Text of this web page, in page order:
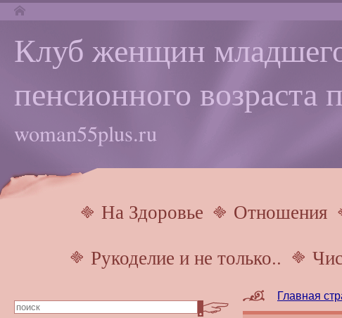
Клуб женщин
пенсионного возраста
woman55plus.ru
На Здоровье Отношения
Рукоделие и не только..
Главная